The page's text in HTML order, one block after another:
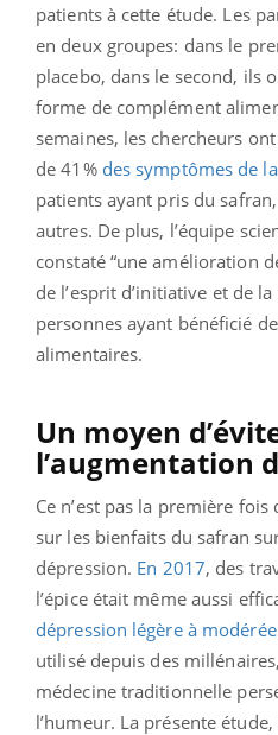
patients à cette étude. Les
en deux groupes: dans le
placebo, dans le second, ils
forme de complément
semaines, les chercheurs
de 41% des symptômes de
patients ayant pris du
autres. De plus, l’équipe
constaté “une amélioration
de l’esprit d’initiative et de
personnes ayant bénéficié
alimentaires.
Un moyen
l’augmentation
Ce n’est pas la première fois
sur les bienfaits du safran
dépression. En 2017, des
l’épice était même aussi
dépression légère à modérée
utilisé depuis des
médecine traditionnelle
l’humeur. La présente